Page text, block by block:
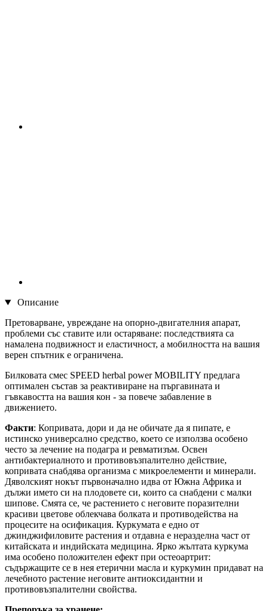
Описание
Претоварване, увреждане на опорно-двигателния апарат,
проблеми със ставите или остаряване: последствията са
намалена подвижност и еластичност, а мобилността на вашия
верен спътник е ограничена.
Билковата смес SPEED herbal power MOBILITY предлага
оптимален състав за реактивиране на пъргавината и
гъвкавостта на вашия кон - за повече забавление в
движението.
Факти: Копривата, дори и да не обичате да я пипате, е
истинско универсално средство, което се използва особено
често за лечение на подагра и ревматизъм. Освен
антибактериалното и противовъзпалително действие,
копривата снабдява организма с микроелементи и минерали.
Дяволският нокът първоначално идва от Южна Африка и
дължи името си на плодовете си, които са снабдени с малки
шипове. Смята се, че растението с неговите поразителни
красиви цветове облекчава болката и противодейства на
процесите на осификация. Куркумата е едно от
джинджифиловите растения и отдавна е неразделна част от
китайската и индийската медицина. Ярко жълтата куркума
има особено положителен ефект при остеоартрит:
съдържащите се в нея етерични масла и куркумин придават на
лечебното растение неговите антиоксидантни и
противовъзпалителни свойства.